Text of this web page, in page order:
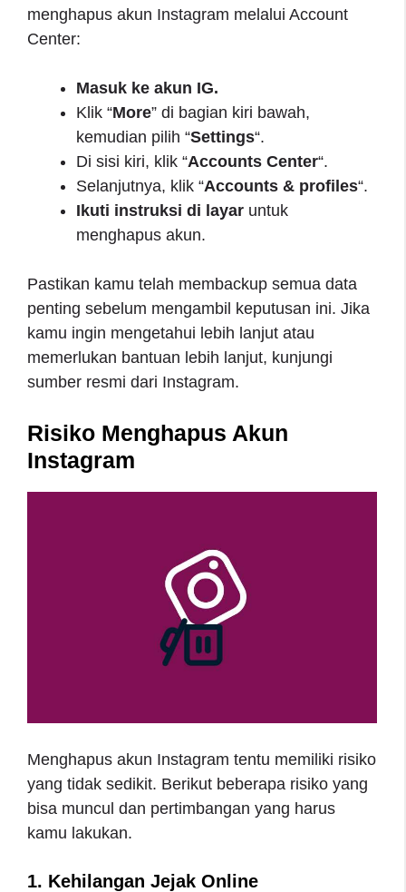
menghapus akun Instagram melalui Account
Center:
Masuk ke akun IG.
Klik “More” di bagian kiri bawah,
kemudian pilih “Settings“.
Di sisi kiri, klik “Accounts Center“.
Selanjutnya, klik “Accounts & profiles“.
Ikuti instruksi di layar untuk
menghapus akun.
Pastikan kamu telah membackup semua data
penting sebelum mengambil keputusan ini. Jika
kamu ingin mengetahui lebih lanjut atau
memerlukan bantuan lebih lanjut, kunjungi
sumber resmi dari Instagram.
Risiko Menghapus Akun
Instagram
Menghapus akun Instagram tentu memiliki risiko
yang tidak sedikit. Berikut beberapa risiko yang
bisa muncul dan pertimbangan yang harus
kamu lakukan.
1. Kehilangan Jejak Online